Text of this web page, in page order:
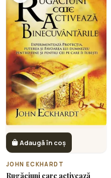
Adaugă în coș
JOHN ECKHARDT
Rugăciuni care activează